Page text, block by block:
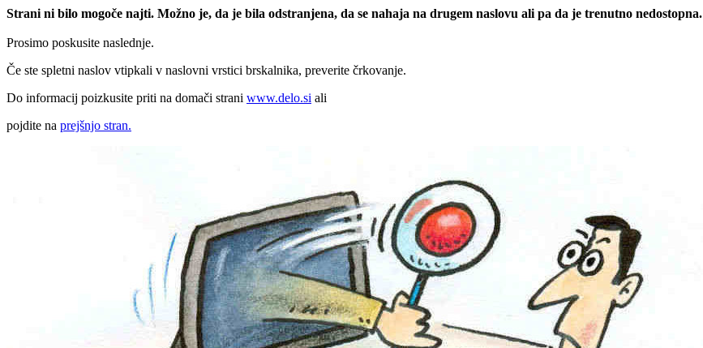
Strani ni bilo mogoče najti. Možno je, da je bila odstranjena, da se nahaja na drugem naslovu ali pa da je trenutno nedostopna.
Prosimo poskusite naslednje.
Če ste spletni naslov vtipkali v naslovni vrstici brskalnika, preverite črkovanje.
Do informacij poizkusite priti na domači strani www.delo.si ali
pojdite na prejšnjo stran.